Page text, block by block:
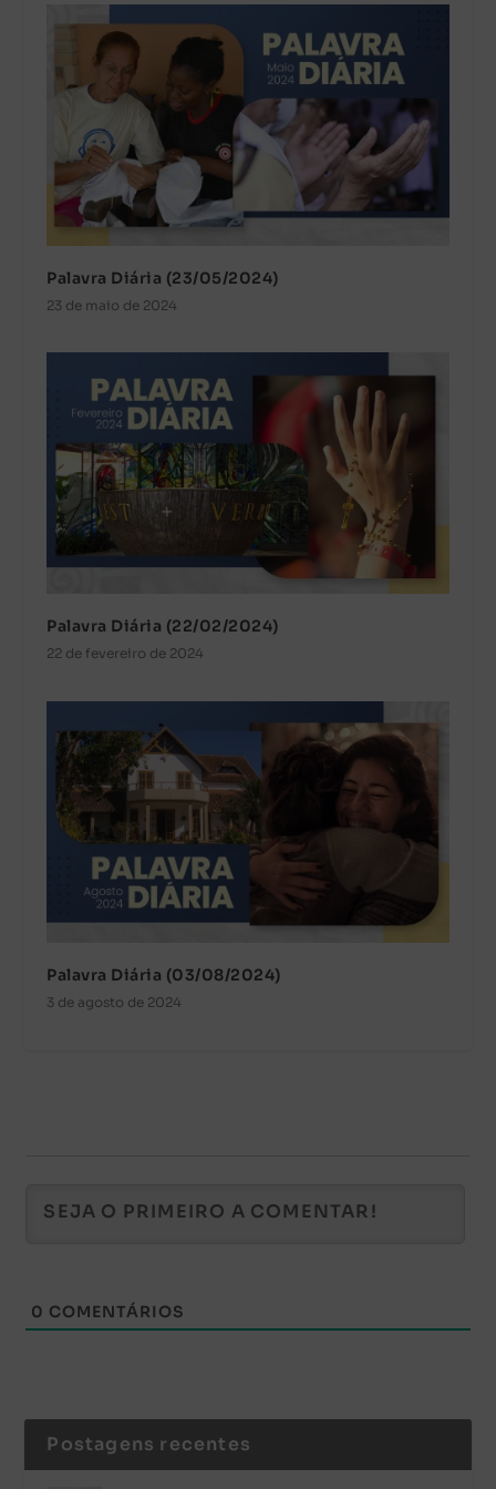
Palavra Diária (23/05/2024)
23 de maio de 2024
Palavra Diária (22/02/2024)
22 de fevereiro de 2024
Palavra Diária (03/08/2024)
3 de agosto de 2024
0 COMENTÁRIOS
Postagens recentes